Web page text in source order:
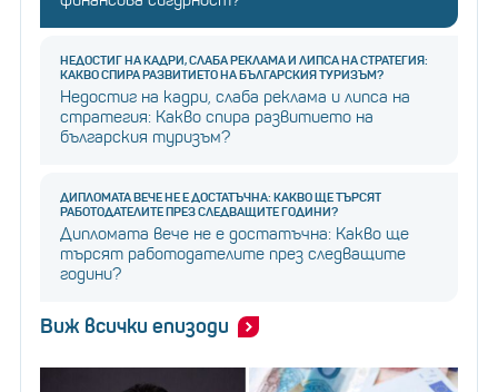
НЕДОСТИГ НА КАДРИ, СЛАБА РЕКЛАМА И ЛИПСА НА СТРАТЕГИЯ:
КАКВО СПИРА РАЗВИТИЕТО НА БЪЛГАРСКИЯ ТУРИЗЪМ?
Недостиг на кадри, слаба реклама и липса на
стратегия: Какво спира развитието на
българския туризъм?
ДИПЛОМАТА ВЕЧЕ НЕ Е ДОСТАТЪЧНА: КАКВО ЩЕ ТЪРСЯТ
РАБОТОДАТЕЛИТЕ ПРЕЗ СЛЕДВАЩИТЕ ГОДИНИ?
Дипломата вече не е достатъчна: Какво ще
търсят работодателите през следващите
години?
Виж всички епизоди